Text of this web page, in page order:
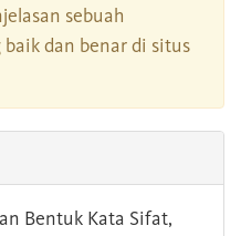
sebuah
dan benar di situs
Bentuk Kata Sifat,